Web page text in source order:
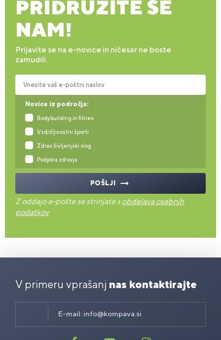
PRIDRUŽITE SE
NAM!
Prijavite se na e-novice in ničesar ne boste
zamudili.
Novice iz področja:
Bodybuilding in fitnes
Vzdržljivostni športi
Zdrav življenjski slog
Podpora zdravja
Vnesite vaš e-poštni naslov
POŠLJI
Z oddajo e-pošte se strinjate sobdelava osebnih
podatkov
V primeru vprašanj nas kontaktirajte
E-mail: info@kompava.si